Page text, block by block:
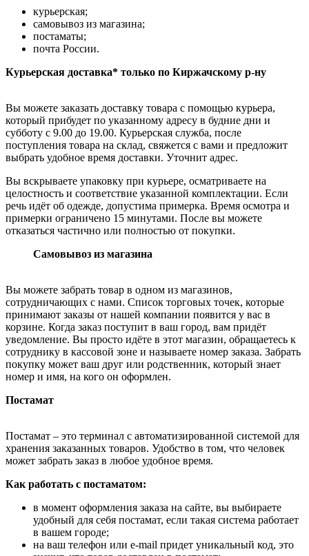
курьерская;
самовывоз из магазина;
постаматы;
почта России.
Курьерская доставка* только по Киржачскому р-ну
Вы можете заказать доставку товара с помощью курьера,
который прибудет по указанному адресу в будние дни и
субботу с 9.00 до 19.00. Курьерская служба, после
поступления товара на склад, свяжется с вами и предложит
выбрать удобное время доставки. Уточнит адрес.
Вы вскрываете упаковку при курьере, осматриваете на
целостность и соответствие указанной комплектации. Если
речь идёт об одежде, допустима примерка. Время осмотра и
примерки ограничено 15 минутами. После вы можете
отказаться частично или полностью от покупки.
Самовывоз из магазина
Вы можете забрать товар в одном из магазинов,
сотрудничающих с нами. Список торговых точек, которые
принимают заказы от нашей компании появится у вас в
корзине. Когда заказ поступит в ваш город, вам придёт
уведомление. Вы просто идёте в этот магазин, обращаетесь к
сотруднику в кассовой зоне и называете номер заказа. Забрать
покупку может ваш друг или родственник, который знает
номер и имя, на кого он оформлен.
Постамат
Постамат – это терминал с автоматизированной системой для
хранения заказанных товаров. Удобство в том, что человек
может забрать заказ в любое удобное время.
Как работать с постаматом:
в момент оформления заказа на сайте, вы выбираете
удобный для себя постамат, если такая система работает
в вашем городе;
на ваш телефон или e-mail придет уникальный код, это